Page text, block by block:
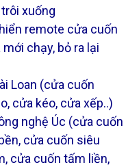
xuống
remote cửa cuốn
chạy, bỏ ra lại
Loan (cửa cuốn
cửa kéo, cửa xếp..)
nghệ Úc (cửa cuốn
cửa cuốn siêu
cửa cuốn tấm liền,